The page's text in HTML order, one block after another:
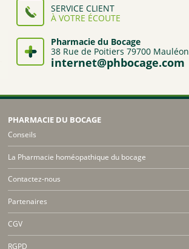
SERVICE CLIENT
À VOTRE ÉCOUTE
Pharmacie du Bocage
38 Rue de Poitiers 79700 Mauléon
internet@phbocage.com
PHARMACIE DU BOCAGE
Conseils
La Pharmacie homéopathique du bocage
Contactez-nous
Partenaires
CGV
RGPD